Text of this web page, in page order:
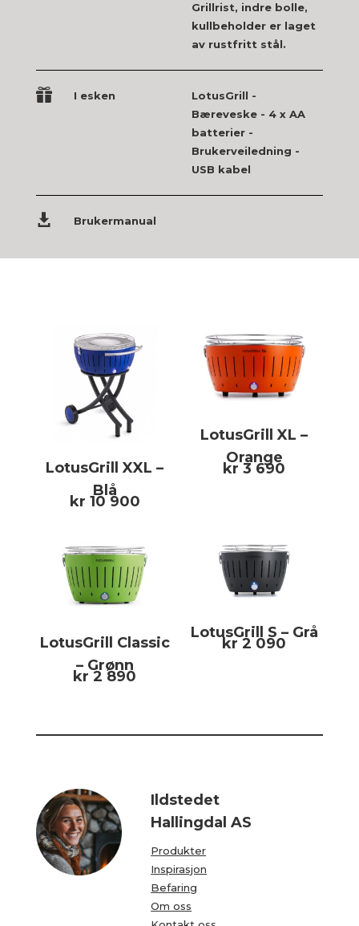
Grillrist, indre bolle,
kullbeholder er laget
av rustfritt stål.
 I esken
LotusGrill -
Bæreveske - 4 x AA
batterier -
Brukerveiledning -
USB kabel
 Brukermanual
LotusGrill XXL –
Blå
kr 10 900
LotusGrill XL –
Orange
kr 3 690
LotusGrill Classic
– Grønn
kr 2 890
LotusGrill S – Grå
kr2 090
Ildstedet
Hallingdal AS
Produkter
Inspirasjon
Befaring
Om oss